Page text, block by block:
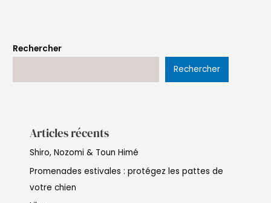
Rechercher
Rechercher
Articles récents
Shiro, Nozomi & Toun Himé
Promenades estivales : protégez les pattes de
votre chien